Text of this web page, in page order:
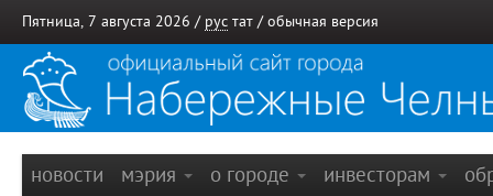
Пятница, 7 августа 2026 / рус тат / обычная версия
новости мэрия о городе инвесторам